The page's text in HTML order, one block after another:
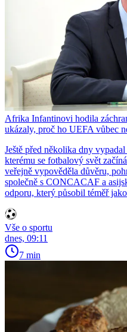
Afrika Infantinovi hodila
ukázaly, proč ho UEFA vůbec
Ještě před několika dny
kterému se fotbalový svět
veřejně vypověděla důvěru,
společně s CONCACAF a
odporu, který působil téměř
Vše o sportu
dnes, 09:11
7 min